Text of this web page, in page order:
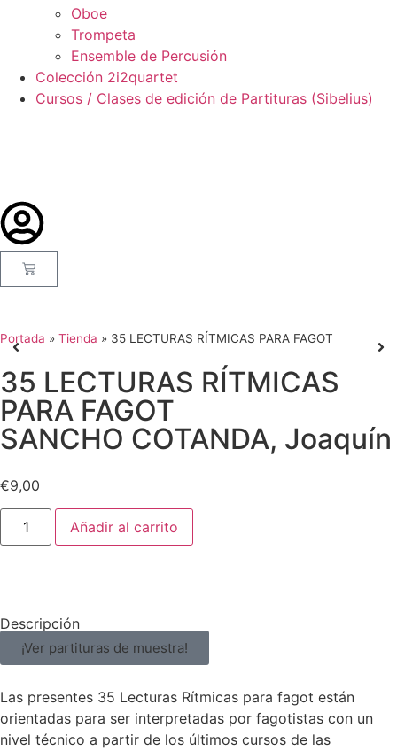
Oboe
Trompeta
Ensemble de Percusión
Colección 2i2quartet
Cursos / Clases de edición de Partituras (Sibelius)
Portada » Tienda » 35 LECTURAS RÍTMICAS PARA FAGOT
35 LECTURAS RÍTMICAS
PARA FAGOT
SANCHO COTANDA, Joaquín
€9,00
Añadir al carrito
Descripción
¡Ver partituras de muestra!
Las presentes 35 Lecturas Rítmicas para fagot están
orientadas para ser interpretadas por fagotistas con un
nivel técnico a partir de los últimos cursos de las